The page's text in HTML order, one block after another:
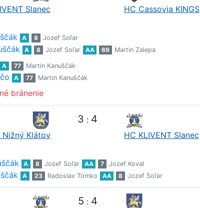
Slanec HC Cassovia KINGS
A 8
Jozef Soľar
A 8 Jozef Soľar AA 69 Martin Zalepa
A 77
Martin Kanuščák
A 77 Martin Kanuščák
bránenie
Nižný Klátov
3 : 4
HC KLIVENT Slanec
A 8 Jozef Soľar AA 7
Jozef Koval
A 23 Radoslav Tomko AA 8 Jozef Soľar
5 : 4